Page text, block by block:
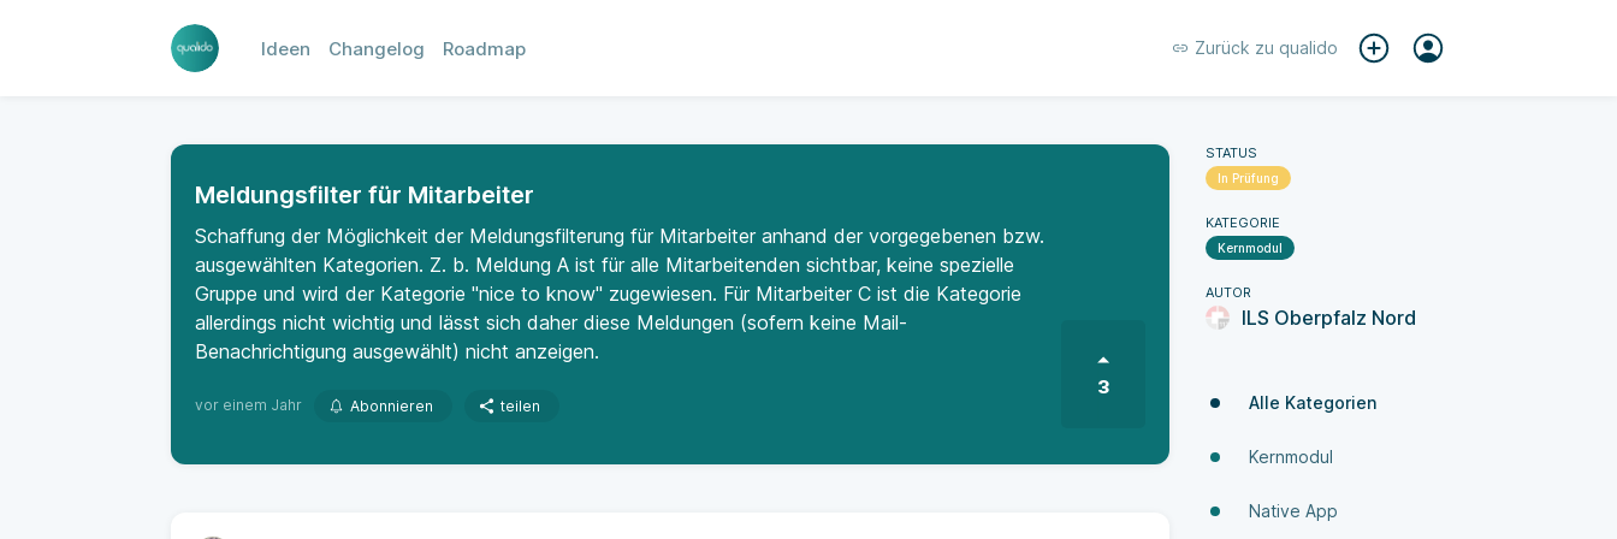
Ideen Changelog Roadmap Zurück zu qualido
Meldungsfilter für Mitarbeiter
Schaffung der Möglichkeit der Meldungsfilterung für Mitarbeiter anhand der vorgegebenen bzw.
ausgewählten Kategorien. Z. b. Meldung A ist für alle Mitarbeitenden sichtbar, keine spezielle
Gruppe und wird der Kategorie "nice to know" zugewiesen. Für Mitarbeiter C ist die Kategorie
allerdings nicht wichtig und lässt sich daher diese Meldungen (sofern keine Mail-
Benachrichtigung ausgewählt) nicht anzeigen.
vor einem Jahr Abonnieren teilen
3
STATUS
In Prüfung
KATEGORIE
Kernmodul
AUTOR
ILS Oberpfalz Nord
Alle Kategorien
Kernmodul
Native App